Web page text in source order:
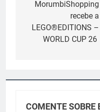
de
Post
MorumbiShopping
recebe a
LEGO®EDITIONS –
WORLD CUP 26
COMENTE SOBRE